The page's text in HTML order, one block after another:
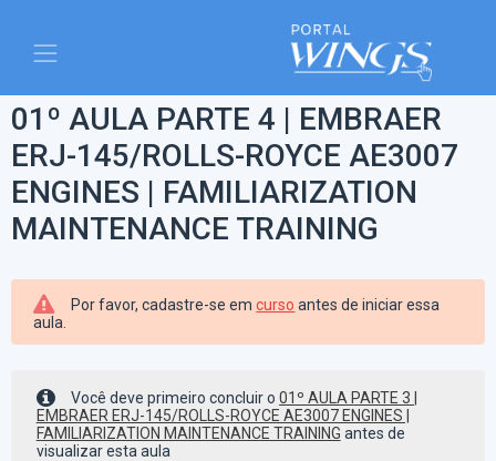
01º AULA PARTE 4 | EMBRAER
ERJ-145/ROLLS-ROYCE AE3007
ENGINES | FAMILIARIZATION
MAINTENANCE TRAINING
Por favor, cadastre-se emcurso antes de iniciar essa
aula.
Você deve primeiro concluir o01º AULA PARTE 3 |
EMBRAER ERJ-145/ROLLS-ROYCE AE3007 ENGINES |
FAMILIARIZATION MAINTENANCE TRAINING antes de
visualizar esta aula